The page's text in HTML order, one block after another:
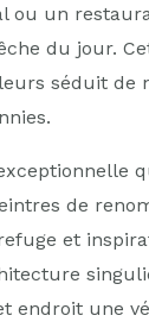
ou un
du jour.
séduit de
de
et
endroit une